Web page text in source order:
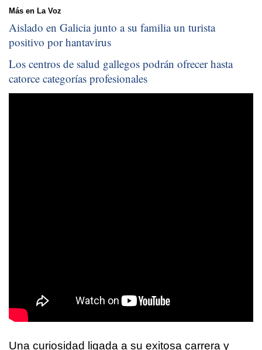
Más en La Voz
Aislado en Galicia junto a su familia un turista
positivo por hantavirus
Los centros de salud gallegos podrán ofrecer hasta
catorce categorías profesionales
Una curiosidad ligada a su exitosa carrera y